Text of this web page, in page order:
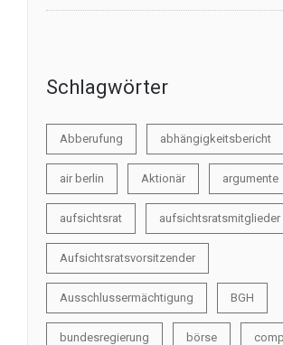
Schlagwörter
Abberufung abhängigkeitsbericht
air berlin Aktionär argumente
aufsichtsrat aufsichtsratsmitglieder
Aufsichtsratsvorsitzender
Ausschlussermächtigung BGH
bundesregierung börse